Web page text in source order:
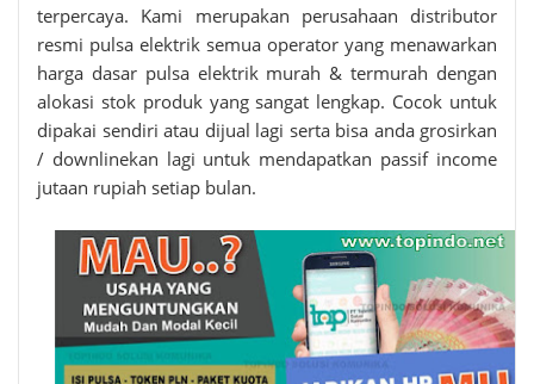
terpercaya. Kami merupakan perusahaan distributor
resmi pulsa elektrik semua operator yang menawarkan
harga dasar pulsa elektrik murah & termurah dengan
alokasi stok produk yang sangat lengkap. Cocok untuk
dipakai sendiri atau dijual lagi serta bisa anda grosirkan
/ downlinekan lagi untuk mendapatkan passif income
jutaan rupiah setiap bulan.